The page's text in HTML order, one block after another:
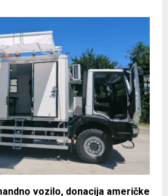
vozilo, donacija američke